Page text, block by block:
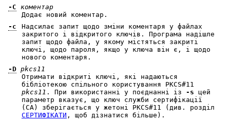
-C
коментар
Додає новий коментар.
-c
Надсилає запит щодо зміни коментаря у файлах
закритого і відкритого ключів. Програма надішле
запит щодо файла, у якому містяться закриті
ключі, щодо пароля, якщо у ключа він є, і щодо
нового коментаря.
-D pkcs11
Отримати відкриті ключі, які надаються
бібліотекою спільного користування PKCS#11
pkcs11
. При використанні у поєднанні із -s цей
параметр вказує, що ключ служби сертифікації
(CA) зберігається у жетоні PKCS#11 (див. розділ
СЕРТИФІКАТИ
, щоб дізнатися більше).